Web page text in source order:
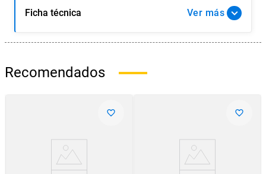
Ficha técnica Ver
Recomendados